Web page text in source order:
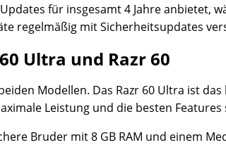
für insgesamt 4 Jahre anbietet,
regelmäßig mit Sicherheitsupdates
Ultra und Razr 60
Modellen. Das Razr 60 Ultra ist
Leistung und die besten Features
Bruder mit 8 GB RAM und einem